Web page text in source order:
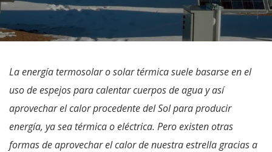
La energía termosolar o solar térmica suele basarse en el
uso de espejos para calentar cuerpos de agua y así
aprovechar el calor procedente del Sol para producir
energía, ya sea térmica o eléctrica. Pero existen otras
formas de aprovechar el calor de nuestra estrella gracias a